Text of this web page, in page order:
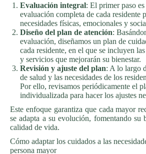
Evaluación integral: El primer paso
evaluación completa de cada residente
necesidades físicas, emocionales y
Diseño del plan de atención:
evaluación, diseñamos un plan de
cada residente, en el que se incluyen
y servicios que mejorarán su bienestar.
Revisión y ajuste del plan: A lo largo
de salud y las necesidades de los
Por ello, revisamos periódicamente el
individualizada para hacer los ajustes
Este enfoque garantiza que cada mayor
se adapta a su evolución, fomentando su
calidad de vida.
Cómo adaptar los cuidados a las
persona mayor